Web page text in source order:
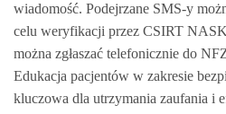
wiadomość. Podejrzane SMS-y
celu weryfikacji przez CSIRT
można zgłaszać telefonicznie do
Edukacja pacjentów w zakresie
kluczowa dla utrzymania zaufania i